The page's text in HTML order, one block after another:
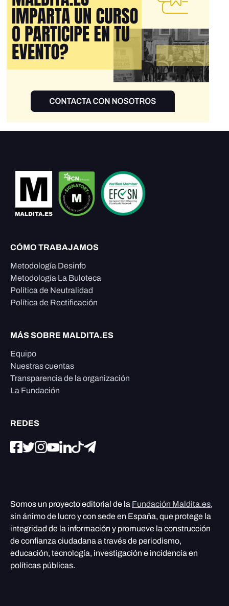
CÓMO TRABAJAMOS
Metodología Desinfo
Metodología La Buloteca
Política de Neutralidad
Política de Rectificación
MÁS SOBRE MALDITA.ES
Equipo
Nuestras cuentas
Transparencia de la organización
La Fundación
REDES
Somos un proyecto editorial de la Fundación Maldita.es,
sin ánimo de lucro y con sede en España, que protege la
integridad de la información y promueve la construcción
de confianza ciudadana a través de periodismo,
educación, tecnología, investigación e incidencia en
políticas públicas.